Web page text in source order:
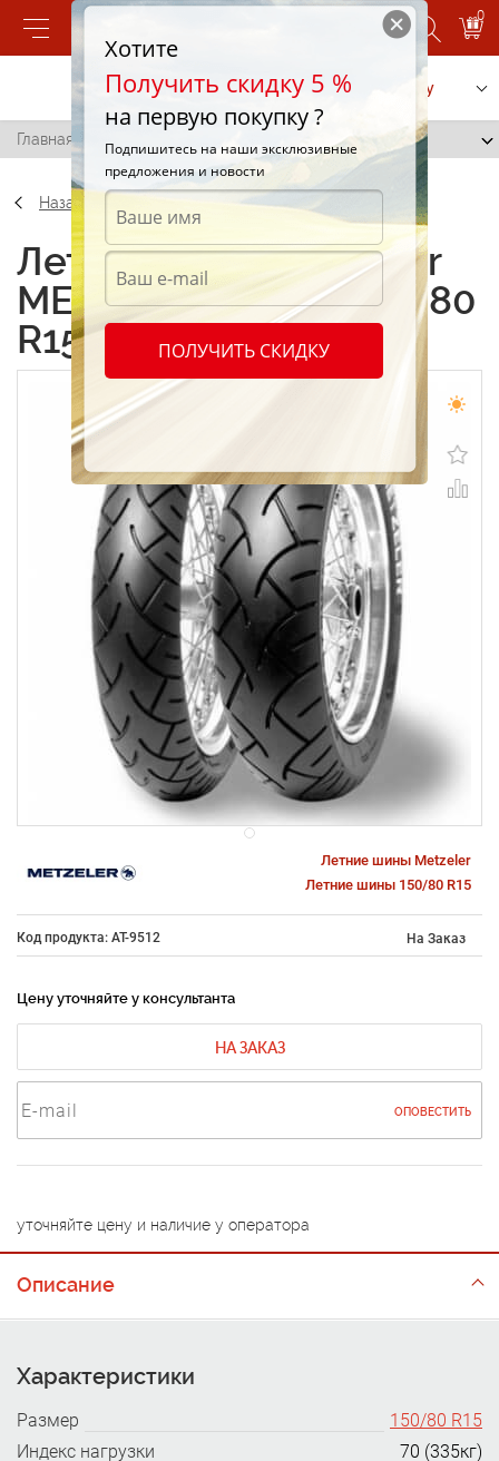
0
Позвонить Заказать услугу
Главная / Metzeler ME880 Marathon 150/80 R15 70V
Назад
Летние шины Metzeler
ME880 Marathon 150/80
R15 70V
Летние шины Metzeler
Летние шины 150/80 R15
Код продукта: AT-9512 На Заказ
Цену уточняйте у консультанта
НА ЗАКАЗ
ОПОВЕСТИТЬ
уточняйте цену и наличие у оператора
Описание
Характеристики
Размер
150/80 R15
Индекс нагрузки
70 (335кг)
Хотите
Получить скидку 5 %
на первую покупку ?
Подпишитесь на наши эксклюзивные
предложения и новости
ПОЛУЧИТЬ СКИДКУ